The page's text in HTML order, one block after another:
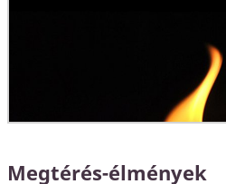
Megtérés-élmények